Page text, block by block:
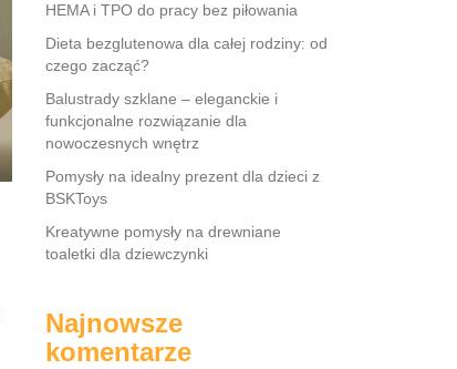
HEMA i TPO do pracy bez piłowania
Dieta bezglutenowa dla całej rodziny: od
czego zacząć?
Balustrady szklane – eleganckie i
funkcjonalne rozwiązanie dla
nowoczesnych wnętrz
Pomysły na idealny prezent dla dzieci z
BSKToys
Kreatywne pomysły na drewniane
toaletki dla dziewczynki
Najnowsze
komentarze